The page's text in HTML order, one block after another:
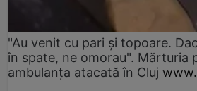
"Au venit cu pari și topoare.
în spate, ne omorau". Mărturia
ambulanţa atacată în Cluj